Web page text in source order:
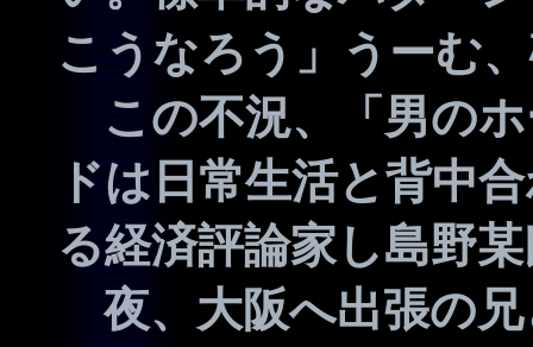
こうなろう」うーむ
この不況、「男の
ドは日常生活と背中
る経済評論家し島野
夜、大阪へ出張の兄